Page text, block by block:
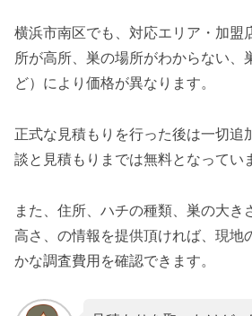
横浜市南区でも、対応エリア・加盟
所が高所、巣の場所がわからない、
ど）により価格が異なります。
正式な見積もりを行った後は一切追
談と見積もりまでは無料となってい
また、住所、ハチの種類、巣の大き
高さ、の情報を提供頂ければ、現地
かな調査費用を確認できます。